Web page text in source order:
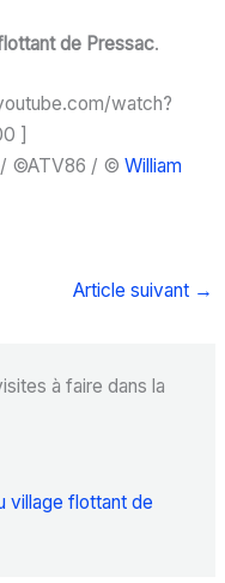
de Pressac.
watch?
]
/ ©ATV86 / © William
Article suivant →
à faire dans la
village flottant de